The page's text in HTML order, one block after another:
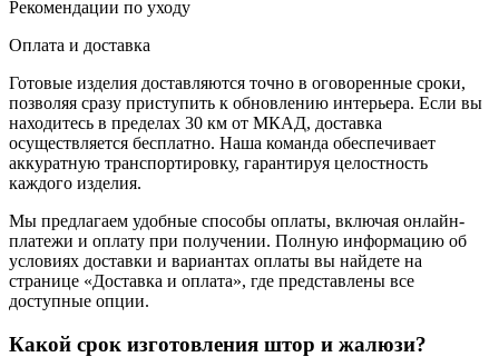
Рекомендации по уходу
Оплата и доставка
Готовые изделия доставляются точно в оговоренные сроки,
позволяя сразу приступить к обновлению интерьера. Если вы
находитесь в пределах 30 км от МКАД, доставка
осуществляется бесплатно. Наша команда обеспечивает
аккуратную транспортировку, гарантируя целостность
каждого изделия.
Мы предлагаем удобные способы оплаты, включая онлайн-
платежи и оплату при получении. Полную информацию об
условиях доставки и вариантах оплаты вы найдете на
странице «Доставка и оплата», где представлены все
доступные опции.
Какой срок изготовления штор и жалюзи?